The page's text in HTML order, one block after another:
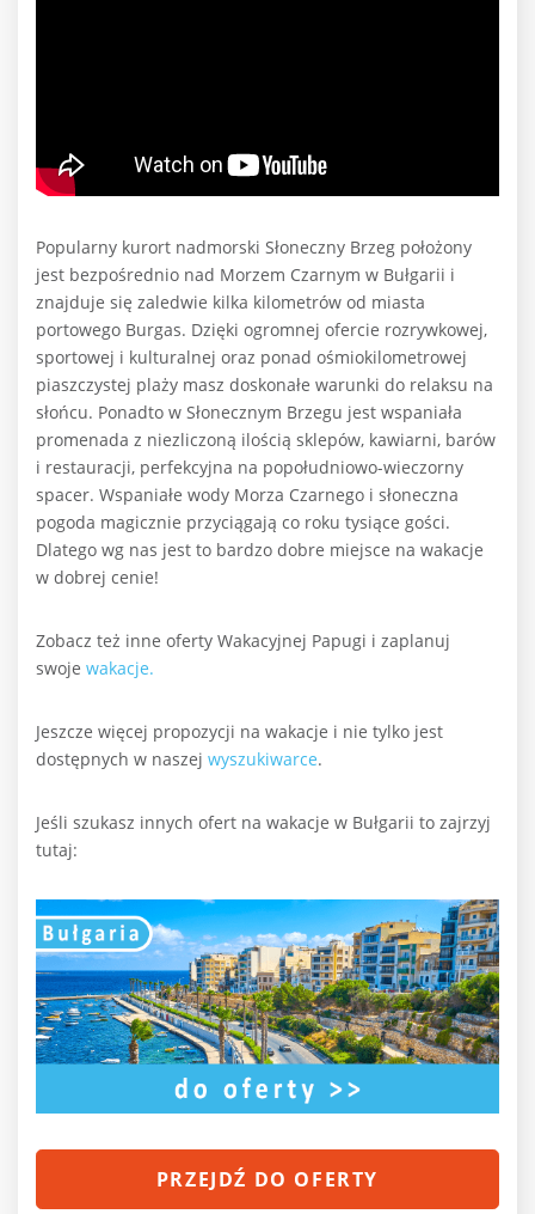
Popularny kurort nadmorski Słoneczny Brzeg położony
jest bezpośrednio nad Morzem Czarnym w Bułgarii i
znajduje się zaledwie kilka kilometrów od miasta
portowego Burgas. Dzięki ogromnej ofercie rozrywkowej,
sportowej i kulturalnej oraz ponad ośmiokilometrowej
piaszczystej plaży masz doskonałe warunki do relaksu na
słońcu. Ponadto w Słonecznym Brzegu jest wspaniała
promenada z niezliczoną ilością sklepów, kawiarni, barów
i restauracji, perfekcyjna na popołudniowo-wieczorny
spacer. Wspaniałe wody Morza Czarnego i słoneczna
pogoda magicznie przyciągają co roku tysiące gości.
Dlatego wg nas jest to bardzo dobre miejsce na wakacje
w dobrej cenie!
Zobacz też inne oferty Wakacyjnej Papugi i zaplanuj
swoje wakacje.
Jeszcze więcej propozycji na wakacje i nie tylko jest
dostępnych w naszej wyszukiwarce.
Jeśli szukasz innych ofert na wakacje w Bułgarii to zajrzyj
tutaj:
PRZEJDŹ DO OFERTY